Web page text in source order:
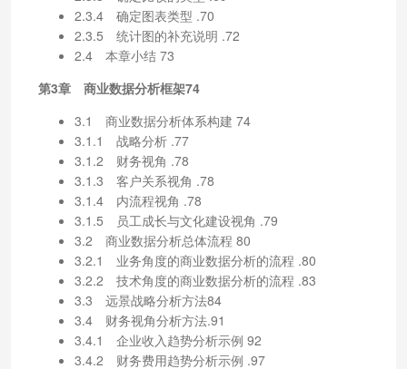
2.3.4 确定图表类型 .70
2.3.5 统计图的补充说明 .72
2.4 本章小结 73
第3章 商业数据分析框架74
3.1 商业数据分析体系构建 74
3.1.1 战略分析 .77
3.1.2 财务视角 .78
3.1.3 客户关系视角 .78
3.1.4 内流程视角 .78
3.1.5 员工成长与文化建设视角 .79
3.2 商业数据分析总体流程 80
3.2.1 业务角度的商业数据分析的流程 .80
3.2.2 技术角度的商业数据分析的流程 .83
3.3 远景战略分析方法84
3.4 财务视角分析方法.91
3.4.1 企业收入趋势分析示例 92
3.4.2 财务费用趋势分析示例 .97